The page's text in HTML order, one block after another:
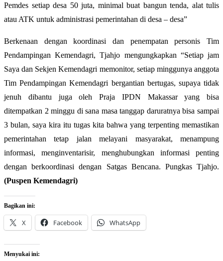
Pemdes setiap desa 50 juta, minimal buat bangun tenda, alat tulis
atau ATK untuk administrasi pemerintahan di desa – desa”
Berkenaan dengan koordinasi dan penempatan personis Tim
Pendampingan Kemendagri, Tjahjo mengungkapkan “Setiap jam
Saya dan Sekjen Kemendagri memonitor, setiap minggunya anggota
Tim Pendampingan Kemendagri bergantian bertugas, supaya tidak
jenuh dibantu juga oleh Praja IPDN Makassar yang bisa
ditempatkan 2 minggu di sana masa tanggap daruratnya bisa sampai
3 bulan, saya kira itu tugas kita bahwa yang terpenting memastikan
pemerintahan tetap jalan melayani masyarakat, menampung
informasi, menginventarisir, menghubungkan informasi penting
dengan berkoordinasi dengan Satgas Bencana. Pungkas Tjahjo.
(Puspen Kemendagri)
Bagikan ini:
X Facebook WhatsApp
Menyukai ini: